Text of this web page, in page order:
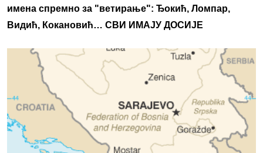
имена спремно за "ветирање": Ђокић, Ломпар,
Видић, Кокановић… СВИ ИМАЈУ ДОСИЈЕ